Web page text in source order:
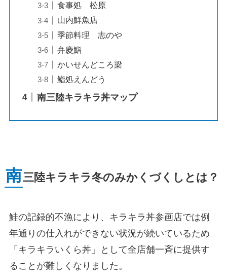
食事処 松原
山内鮮魚店
季節料理 志のや
弁慶鮨
かいせんどころ梁
鮨処えんどう
南三陸キラキラ丼マップ
南三陸キラキラ冬のみかくづくしとは？
鮭の記録的不漁により、キラキラ丼参画店では例
年通りの仕入れができない状況が続いているため
「キラキラいくら丼」として全店舗一斉に提供す
ることが難しくなりました。